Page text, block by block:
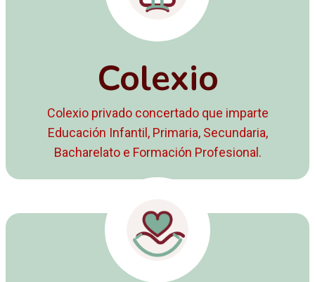
Colexio
Colexio privado concertado que imparte
Educación Infantil, Primaria, Secundaria,
Bacharelato e Formación Profesional.